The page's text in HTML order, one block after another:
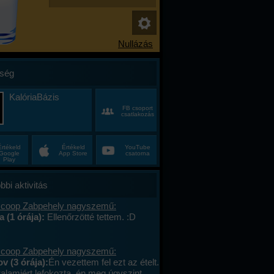
KalóriaBázis
FB csoport
csatlakozás
Play
Értékeld
App Store
YouTube
csatorna
aktivitás
Zabpehely nagyszemű:
(1 órája): Ellenőrzötté tettem. :D
Zabpehely nagyszemű:
(3 órája):Én vezettem fel ezt az ételt.